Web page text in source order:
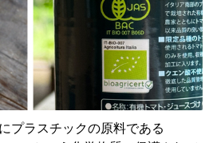
プラスチックの原料である